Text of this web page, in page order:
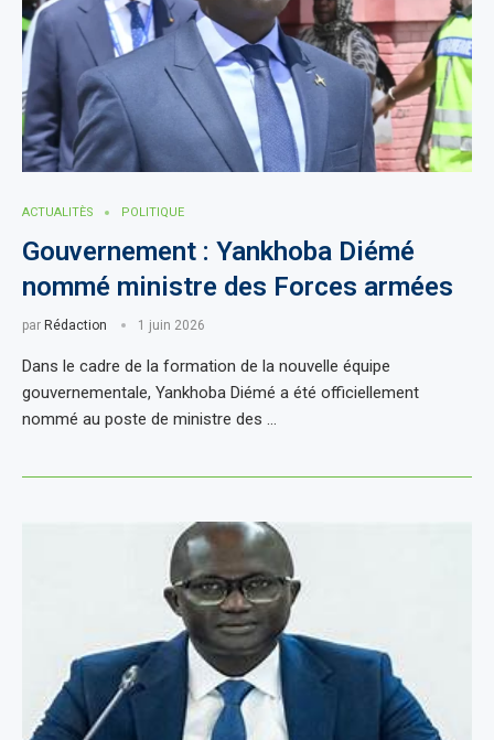
ACTUALITÈS POLITIQUE
Gouvernement : Yankhoba Diémé
nommé ministre des Forces armées
par Rédaction 1 juin 2026
Dans le cadre de la formation de la nouvelle équipe
gouvernementale, Yankhoba Diémé a été officiellement
nommé au poste de ministre des …